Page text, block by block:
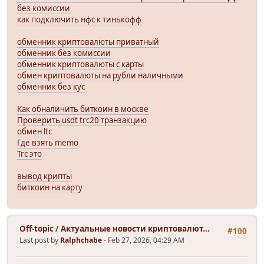
без комиссии
как подключить нфс к тинькофф
обменник криптовалюты приватный
обменник без комиссии
обменник криптовалюты с карты
обмен криптовалюты на рубли наличными
обменник без кус
Как обналичить биткоин в москве
Проверить usdt trc20 транзакцию
обмен ltc
Где взять memo
Trc это
вывод крипты
биткоин на карту
#100
Off-topic/Актуальные новости криптовалют...
Last post by Ralphchabe- Feb 27, 2026, 04:29 AM